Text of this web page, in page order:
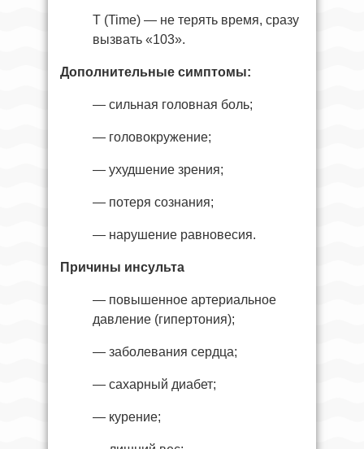
T (Time) — не терять время, сразу
вызвать «103».
Дополнительные симптомы:
— сильная головная боль;
— головокружение;
— ухудшение зрения;
— потеря сознания;
— нарушение равновесия.
Причины инсульта
— повышенное артериальное
давление (гипертония);
— заболевания сердца;
— сахарный диабет;
— курение;